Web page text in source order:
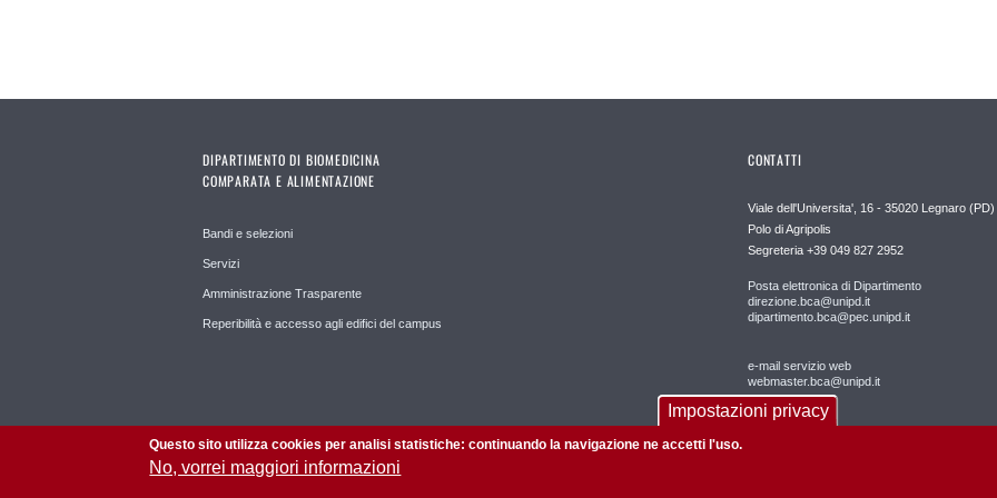
DIPARTIMENTO DI BIOMEDICINA
COMPARATA E ALIMENTAZIONE
Bandi e selezioni
Servizi
Amministrazione Trasparente
Reperibilità e accesso agli edifici del campus
CONTATTI
Viale dell'Universita', 16 - 35020 Legnaro (PD)
Polo di Agripolis
Segreteria +39 049 827 2952
Posta elettronica di Dipartimento
direzione.bca@unipd.it
dipartimento.bca@pec.unipd.it
e-mail servizio web
webmaster.bca@unipd.it
Impostazioni privacy
Questo sito utilizza cookies per analisi statistiche: continuando la navigazione ne accetti l'uso.
No, vorrei maggiori informazioni